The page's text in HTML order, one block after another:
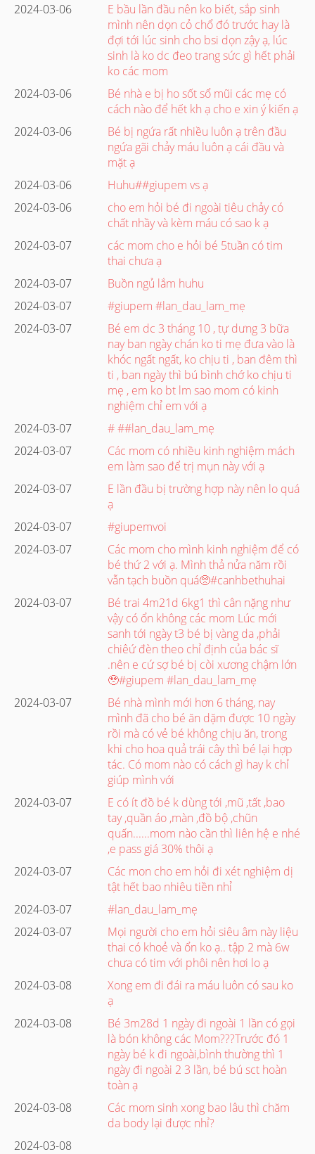
2024-03-06
E bầu lần đầu nên ko biết, sắp sinh
mình nên dọn cỏ chổ đó trước hay là
đợi tới lúc sinh cho bsi dọn zậy ạ, lúc
sinh là ko dc đeo trang sức gì hết phải
ko các mom
2024-03-06
Bé nhà e bị ho sốt sổ mũi các mẹ có
cách nào để hết kh ạ cho e xin ý kiến ạ
2024-03-06
Bé bị ngứa rất nhiều luôn ạ trên đầu
ngứa gãi chảy máu luôn ạ cái đầu và
mặt ạ
2024-03-06
Huhu##giupem vs ạ
2024-03-06
cho em hỏi bé đi ngoài tiêu chảy có
chất nhầy và kèm máu có sao k ạ
2024-03-07
các mom cho e hỏi bé 5tuần có tim
thai chưa ạ
2024-03-07
Buồn ngủ lắm huhu
2024-03-07
#giupem #lan_dau_lam_mẹ
2024-03-07
Bé em dc 3 tháng 10 , tự dưng 3 bữa
nay ban ngày chán ko ti mẹ đưa vào là
khóc ngất ngất, ko chịu ti , ban đêm thì
ti , ban ngày thì bú bình chớ ko chịu ti
mẹ , em ko bt lm sao mom có kinh
nghiệm chỉ em với ạ
2024-03-07
# ##lan_dau_lam_mẹ
2024-03-07
Các mom có nhiều kinh nghiệm mách
em làm sao để trị mụn này với ạ
2024-03-07
E lần đầu bị trường hợp này nên lo quá
ạ
2024-03-07
#giupemvoi
2024-03-07
Các mom cho mình kinh nghiệm để có
bé thứ 2 với ạ. Mình thả nửa năm rồi
vẫn tạch buồn quá🥺#canhbethuhai
2024-03-07
Bé trai 4m21d 6kg1 thì cân nặng như
vậy có ổn không các mom Lúc mới
sanh tới ngày t3 bé bị vàng da ,phải
chiêứ đèn theo chỉ định của bác sĩ
.nên e cứ sợ bé bị còi xương chậm lớn
🥹#giupem #lan_dau_lam_mẹ
2024-03-07
Bé nhà mình mới hơn 6 tháng, nay
mình đã cho bé ăn dặm được 10 ngày
rồi mà có vẻ bé không chịu ăn, trong
khi cho hoa quả trái cây thì bé lại hợp
tác. Có mom nào có cách gì hay k chỉ
giúp mình với
2024-03-07
E có ít đồ bé k dùng tới ,mũ ,tất ,bao
tay ,quần áo ,màn ,đồ bộ ,chũn
quấn......mom nào cần thì liên hệ e nhé
,e pass giá 30% thôi ạ
2024-03-07
Các mon cho em hỏi đi xét nghiệm dị
tật hết bao nhiêu tiền nhỉ
2024-03-07
#lan_dau_lam_mẹ
2024-03-07
Mọi người cho em hỏi siêu âm này liệu
thai có khoẻ và ổn ko ạ.. tập 2 mà 6w
chưa có tim với phôi nên hơi lo ạ
2024-03-08
Xong em đi đái ra máu luôn có sau ko
ạ
2024-03-08
Bé 3m28d 1 ngày đi ngoài 1 lần có gọi
là bón không các Mom???Trước đó 1
ngày bé k đi ngoài,bình thường thì 1
ngày đi ngoài 2 3 lần, bé bú sct hoàn
toàn ạ
2024-03-08
Các mom sinh xong bao lâu thì chăm
da body lại được nhỉ?
2024-03-08